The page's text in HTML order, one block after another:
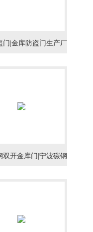
门|金库防盗门生产厂
双开金库门|宁波碳钢